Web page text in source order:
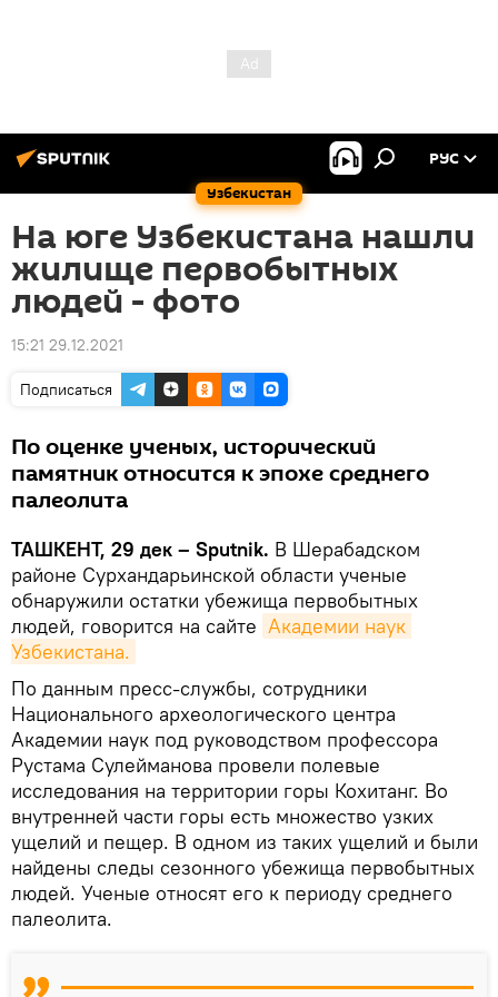
Узбекистан
РУС
На юге Узбекистана нашли
жилище первобытных
людей - фото
15:21 29.12.2021
Подписаться
По оценке ученых, исторический
памятник относится к эпохе среднего
палеолита
ТАШКЕНТ, 29 дек – Sputnik. В Шерабадском
районе Сурхандарьинской области ученые
обнаружили остатки убежища первобытных
людей, говорится на сайте Академии наук
Узбекистана.
По данным пресс-службы, сотрудники
Национального археологического центра
Академии наук под руководством профессора
Рустама Сулейманова провели полевые
исследования на территории горы Кохитанг. Во
внутренней части горы есть множество узких
ущелий и пещер. В одном из таких ущелий и были
найдены следы сезонного убежища первобытных
людей. Ученые относят его к периоду среднего
палеолита.